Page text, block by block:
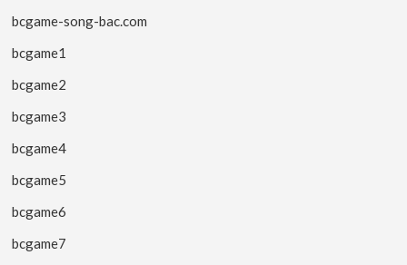
bcgame-song-bac.com
bcgame1
bcgame2
bcgame3
bcgame4
bcgame5
bcgame6
bcgame7